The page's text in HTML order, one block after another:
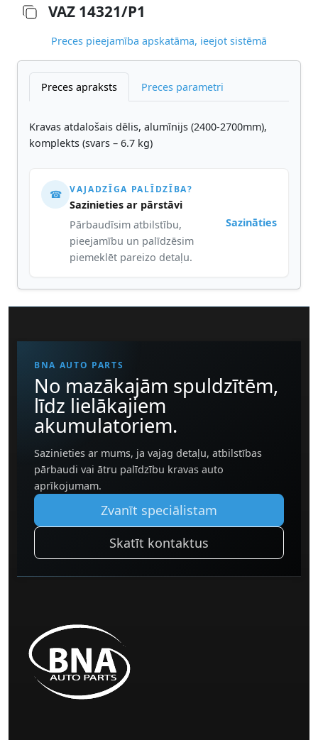
VAZ 14321/P1
Preces pieejamība apskatāma, ieejot sistēmā
Preces apraksts Preces parametri
Kravas atdalošais dēlis, alumīnijs (2400-2700mm),
komplekts (svars – 6.7 kg)
☎ VAJADZĪGA PALĪDZĪBA?
Sazinieties ar pārstāvi
Pārbaudīsim atbilstību,
pieejamību un palīdzēsim
piemeklēt pareizo detaļu.
Sazināties
BNA AUTO PARTS
No mazākajām spuldzītēm,
līdz lielākajiem
akumulatoriem.
Sazinieties ar mums, ja vajag detaļu, atbilstības
pārbaudi vai ātru palīdzību kravas auto
aprīkojumam.
Zvanīt speciālistam
Skatīt kontaktus